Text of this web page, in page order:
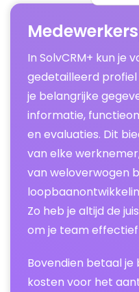
In SolvCRM+ kun je
gedetailleerd
je belangrijke
informatie,
en evaluaties. Dit
van elke
van weloverwogen
Zo heb je altijd de
om je team
Bovendien betaal je
kosten voor het